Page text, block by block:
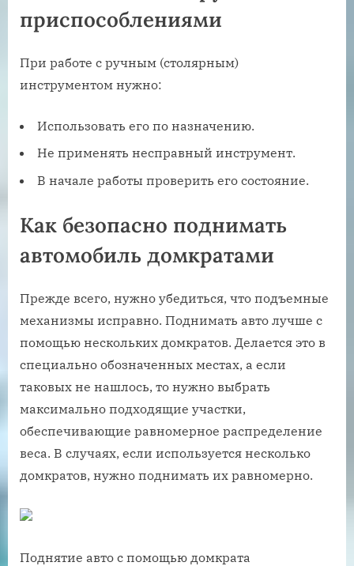
приспособлениями
При работе с ручным (столярным)
инструментом нужно:
Использовать его по назначению.
Не применять несправный инструмент.
В начале работы проверить его состояние.
Как безопасно поднимать
автомобиль домкратами
Прежде всего, нужно убедиться, что подъемные
механизмы исправно. Поднимать авто лучше с
помощью нескольких домкратов. Делается это в
специально обозначенных местах, а если
таковых не нашлось, то нужно выбрать
максимально подходящие участки,
обеспечивающие равномерное распределение
веса. В случаях, если используется несколько
домкратов, нужно поднимать их равномерно.
Поднятие авто с помощью домкрата